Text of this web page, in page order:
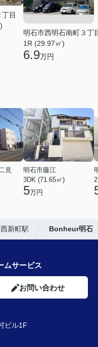
目
明石市西明石南町３丁
1R (29.97㎡)
6.9万円
見
明石市藤江
3DK (71.65㎡)
5万円
西新町駅 Bonheur明石
ムサービス
お問い合わせ
ビル1F